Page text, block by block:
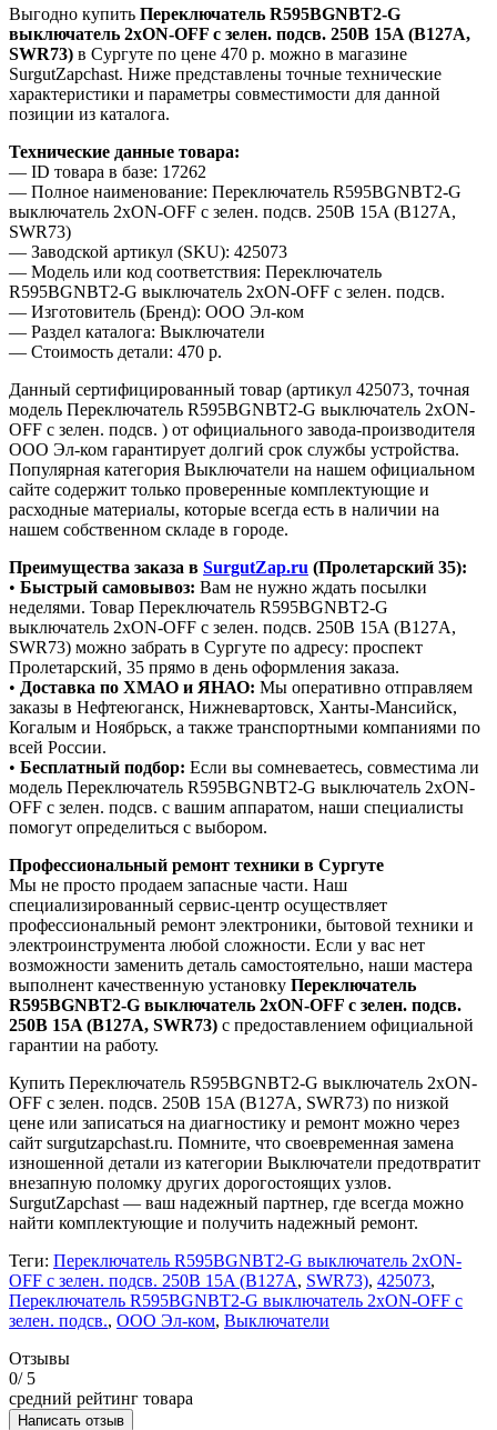
Выгодно купить Переключатель R595BGNBT2-G
выключатель 2хON-OFF с зелен. подсв. 250B 15A (B127A,
SWR73) в Сургуте по цене 470 р. можно в магазине
SurgutZapchast. Ниже представлены точные технические
характеристики и параметры совместимости для данной
позиции из каталога.
Технические данные товара:
— ID товара в базе: 17262
— Полное наименование: Переключатель R595BGNBT2-G
выключатель 2хON-OFF с зелен. подсв. 250B 15A (B127A,
SWR73)
— Заводской артикул (SKU): 425073
— Модель или код соответствия: Переключатель
R595BGNBT2-G выключатель 2хON-OFF с зелен. подсв.
— Изготовитель (Бренд): ООО Эл-ком
— Раздел каталога: Выключатели
— Стоимость детали: 470 р.
Данный сертифицированный товар (артикул 425073, точная
модель Переключатель R595BGNBT2-G выключатель 2хON-
OFF с зелен. подсв. ) от официального завода-производителя
ООО Эл-ком гарантирует долгий срок службы устройства.
Популярная категория Выключатели на нашем официальном
сайте содержит только проверенные комплектующие и
расходные материалы, которые всегда есть в наличии на
нашем собственном складе в городе.
Преимущества заказа в SurgutZap.ru (Пролетарский 35):
• Быстрый самовывоз: Вам не нужно ждать посылки
неделями. Товар Переключатель R595BGNBT2-G
выключатель 2хON-OFF с зелен. подсв. 250B 15A (B127A,
SWR73) можно забрать в Сургуте по адресу: проспект
Пролетарский, 35 прямо в день оформления заказа.
• Доставка по ХМАО и ЯНАО: Мы оперативно отправляем
заказы в Нефтеюганск, Нижневартовск, Ханты-Мансийск,
Когалым и Ноябрьск, а также транспортными компаниями по
всей России.
• Бесплатный подбор: Если вы сомневаетесь, совместима ли
модель Переключатель R595BGNBT2-G выключатель 2хON-
OFF с зелен. подсв. с вашим аппаратом, наши специалисты
помогут определиться с выбором.
Профессиональный ремонт техники в Сургуте
Мы не просто продаем запасные части. Наш
специализированный сервис-центр осуществляет
профессиональный ремонт электроники, бытовой техники и
электроинструмента любой сложности. Если у вас нет
возможности заменить деталь самостоятельно, наши мастера
выполнент качественную установку Переключатель
R595BGNBT2-G выключатель 2хON-OFF с зелен. подсв.
250B 15A (B127A, SWR73) с предоставлением официальной
гарантии на работу.
Купить Переключатель R595BGNBT2-G выключатель 2хON-
OFF с зелен. подсв. 250B 15A (B127A, SWR73) по низкой
цене или записаться на диагностику и ремонт можно через
сайт surgutzapchast.ru. Помните, что своевременная замена
изношенной детали из категории Выключатели предотвратит
внезапную поломку других дорогостоящих узлов.
SurgutZapchast — ваш надежный партнер, где всегда можно
найти комплектующие и получить надежный ремонт.
Теги: Переключатель R595BGNBT2-G выключатель 2хON-
OFF с зелен. подсв. 250B 15A (B127A, SWR73), 425073,
Переключатель R595BGNBT2-G выключатель 2хON-OFF с
зелен. подсв., ООО Эл-ком, Выключатели
Отзывы
0/ 5
средний рейтинг товара
Написать отзыв